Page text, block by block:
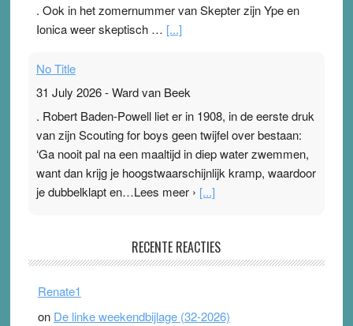
. Ook in het zomernummer van Skepter zijn Ype en
Ionica weer skeptisch … [...]
No Title
31 July 2026-Ward van Beek
. Robert Baden-Powell liet er in 1908, in de eerste druk
van zijn Scouting for boys geen twijfel over bestaan:
‘Ga nooit pal na een maaltijd in diep water zwemmen,
want dan krijg je hoogstwaarschijnlijk kramp, waardoor
je dubbelklapt en…Lees meer › [...]
Ward van Beek
topsporters. Ze hopen ermee hun hartslag te verlagen
terwijl ze meer zuurstof opnemen. Daarop heeft zo’n
RECENTE REACTIES
Renate1
on De linke weekendbijlage (32-2026)